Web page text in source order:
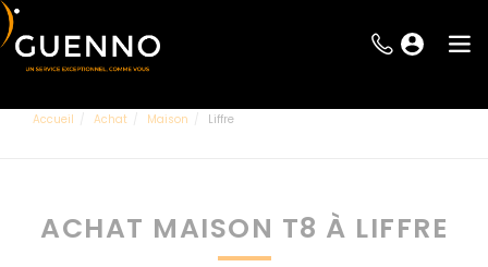
Accueil Achat Maison Liffre
ACHAT MAISON T8 À LIFFRE